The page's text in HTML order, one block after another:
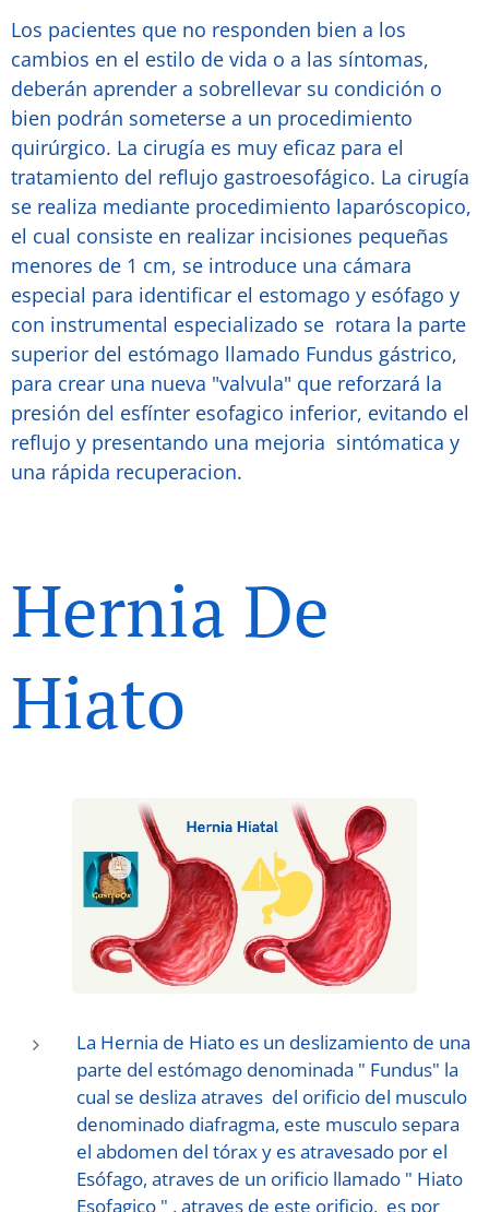
Los pacientes que no responden bien a los
cambios en el estilo de vida o a las síntomas,
deberán aprender a sobrellevar su condición o
bien podrán someterse a un procedimiento
quirúrgico. La cirugía es muy eficaz para el
tratamiento del reflujo gastroesofágico. La cirugía
se realiza mediante procedimiento laparóscopico,
el cual consiste en realizar incisiones pequeñas
menores de 1 cm, se introduce una cámara
especial para identificar el estomago y esófago y
con instrumental especializado se rotara la parte
superior del estómago llamado Fundus gástrico,
para crear una nueva "valvula" que reforzará la
presión del esfínter esofagico inferior, evitando el
reflujo y presentando una mejoria sintómatica y
una rápida recuperacion.
Hernia De
Hiato
La Hernia de Hiato es un deslizamiento de una
parte del estómago denominada " Fundus" la
cual se desliza atraves del orificio del musculo
denominado diafragma, este musculo separa
el abdomen del tórax y es atravesado por el
Esófago, atraves de un orificio llamado " Hiato
Esofagico " , atraves de este orificio, es por